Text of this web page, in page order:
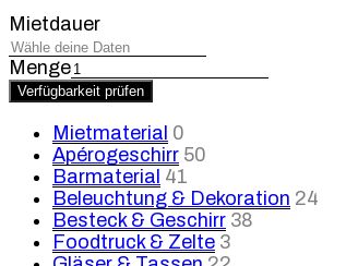
Mietdauer
Menge
Verfügbarkeit prüfen
Mietmaterial 0
Apérogeschirr 50
Barmaterial 41
Beleuchtung & Dekoration 24
Besteck & Geschirr 38
Foodtruck & Zelte 3